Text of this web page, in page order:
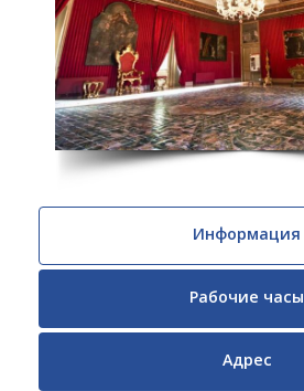
Информация
Рабочие часы
Адрес